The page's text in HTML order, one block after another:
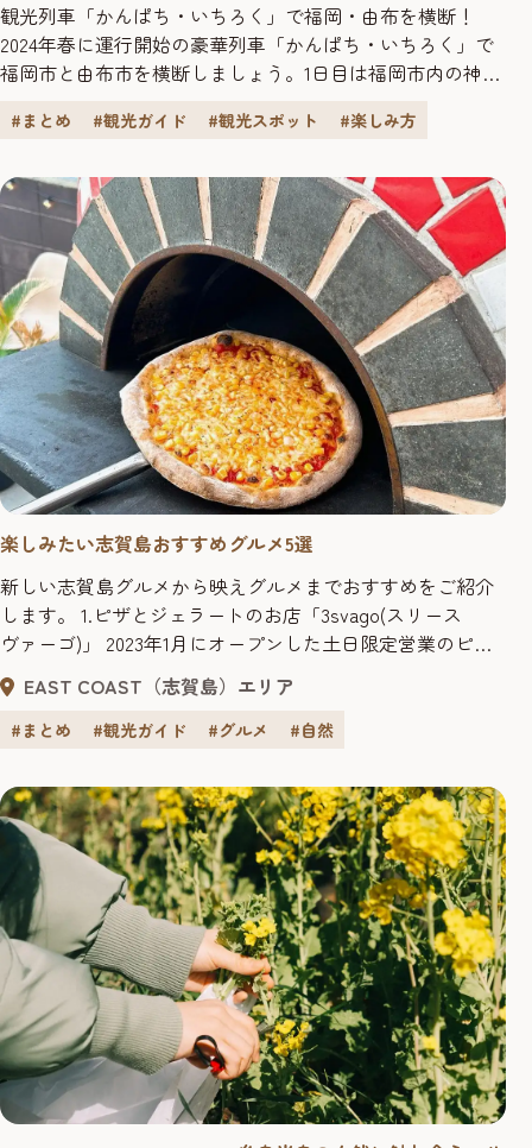
観光列車「かんぱち・いちろく」で福岡・由布を横断！
2024年春に運行開始の豪華列車「かんぱち・いちろく」で
福岡市と由布市を横断しましょう。1日目は福岡市内の神社
り。2日目は「かんぱち・いちろく」で由布市へ向かい観光
す。 博多駅からスタート 警固（けご）神社 悪を示し過ち
を良い方向へ導く...
#まとめ #観光ガイド #観光スポット #楽しみ方
楽しみたい志賀島おすすめグルメ5選
新しい志賀島グルメから映えグルメまでおすすめをご紹介
します。 1.ピザとジェラートのお店「3svago(スリース
ヴァーゴ)」 2023年1月にオープンした土日限定営業のピザ
とジェラートのお店。店先にあるドーム型のピザ窯で焼き
上げたアツアツのピザは絶品！季節の食材を使った自家製
ジェラートは食後のデザートにおすすめ♪オーナー自らが
EAST COAST（志賀島）エリア
#まとめ #観光ガイド #グルメ #自然